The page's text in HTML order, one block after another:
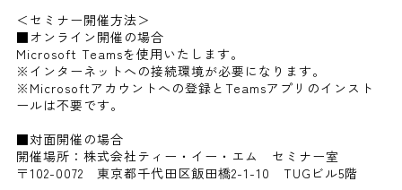
＜セミナー開催方法＞
■オンライン開催の場合
Microsoft Teamsを使用いたします。
※インターネットへの接続環境が必要になります。
※Microsoftアカウントへの登録とTeamsアプリのインスト
ールは不要です。
■対面開催の場合
開催場所：株式会社ティー・イー・エム セミナー室
〒102-0072 東京都千代田区飯田橋2-1-10 TUGビル5階